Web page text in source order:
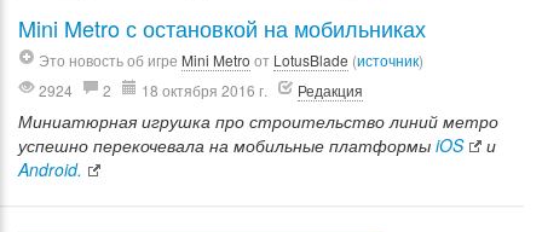
Mini Metro с остановкой на мобильниках
Это новость об игре Mini Metro от LotusBlade (источник)
2924
2 18 октября 2016 г. Редакция
Миниатюрная игрушка про строительство линий метро
успешно перекочевала на мобильные платформы iOS
и
Android.